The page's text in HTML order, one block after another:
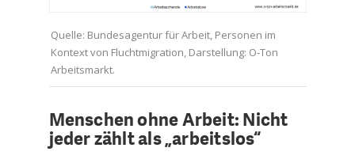
UNGLEICHHEIT UND
EUROPA
Quelle: Bundesagentur für Arbeit, Personen im
Kontext von Fluchtmigration, Darstellung: O-Ton
Arbeitsmarkt.
Menschen ohne Arbeit: Nicht
jeder zählt als „arbeitslos“